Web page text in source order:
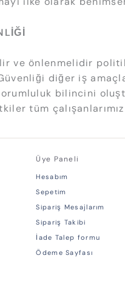
ve önlenmelidir
diğer iş
bilincini
tüm
Üye Paneli
Hesabım
Sepetim
Sipariş Mesajlarım
Sipariş Takibi
İade Talep formu
Ödeme Sayfası